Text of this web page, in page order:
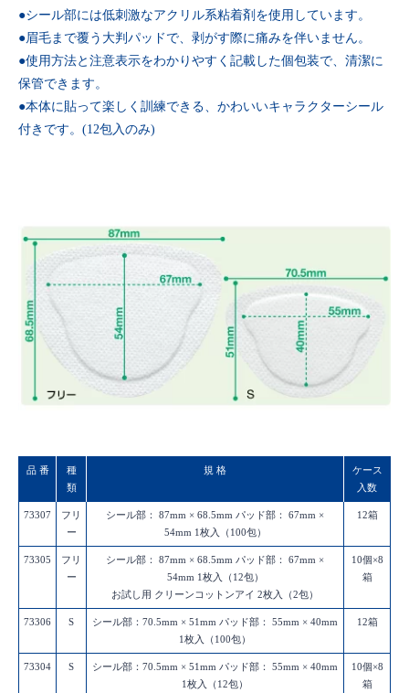
●シール部には低刺激なアクリル系粘着剤を使用しています。
●眉毛まで覆う大判パッドで、剥がす際に痛みを伴いません。
●使用方法と注意表示をわかりやすく記載した個包装で、清潔に
保管できます。
●本体に貼って楽しく訓練できる、かわいいキャラクターシール
付きです。(12包入のみ)
品 番
種
類
規 格
ケース
入数
73307
フリ
ー
シール部： 87mm × 68.5mm パッド部： 67mm ×
54mm 1枚入（100包）
12箱
73305
フリ
ー
シール部： 87mm × 68.5mm パッド部： 67mm ×
54mm 1枚入（12包）
お試し用 クリーンコットンアイ 2枚入（2包）
10個×8
箱
73306 S
シール部：70.5mm × 51mm パッド部： 55mm × 40mm
1枚入（100包）
12箱
73304 S
シール部：70.5mm × 51mm パッド部： 55mm × 40mm
1枚入（12包）
10個×8
箱